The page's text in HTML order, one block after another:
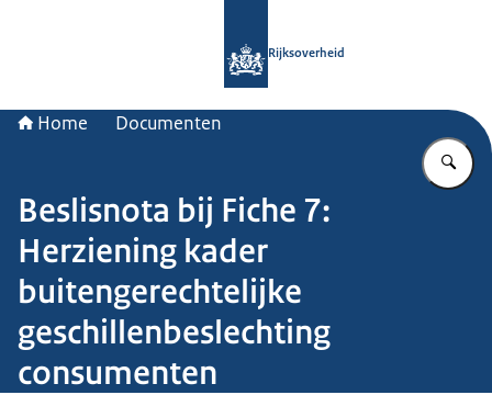
Rijksoverheid
Home Documenten
Beslisnota bij Fiche 7:
Herziening kader
buitengerechtelijke
geschillenbeslechting
consumenten